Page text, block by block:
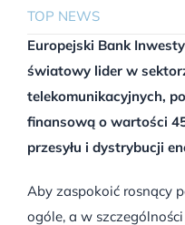
TOP NEWS
Europejski Bank
światowy lider w
telekomunikacyjnych,
finansową o wartości
przesyłu i dystrybucji
Aby zaspokoić rosnący
ogóle, a w